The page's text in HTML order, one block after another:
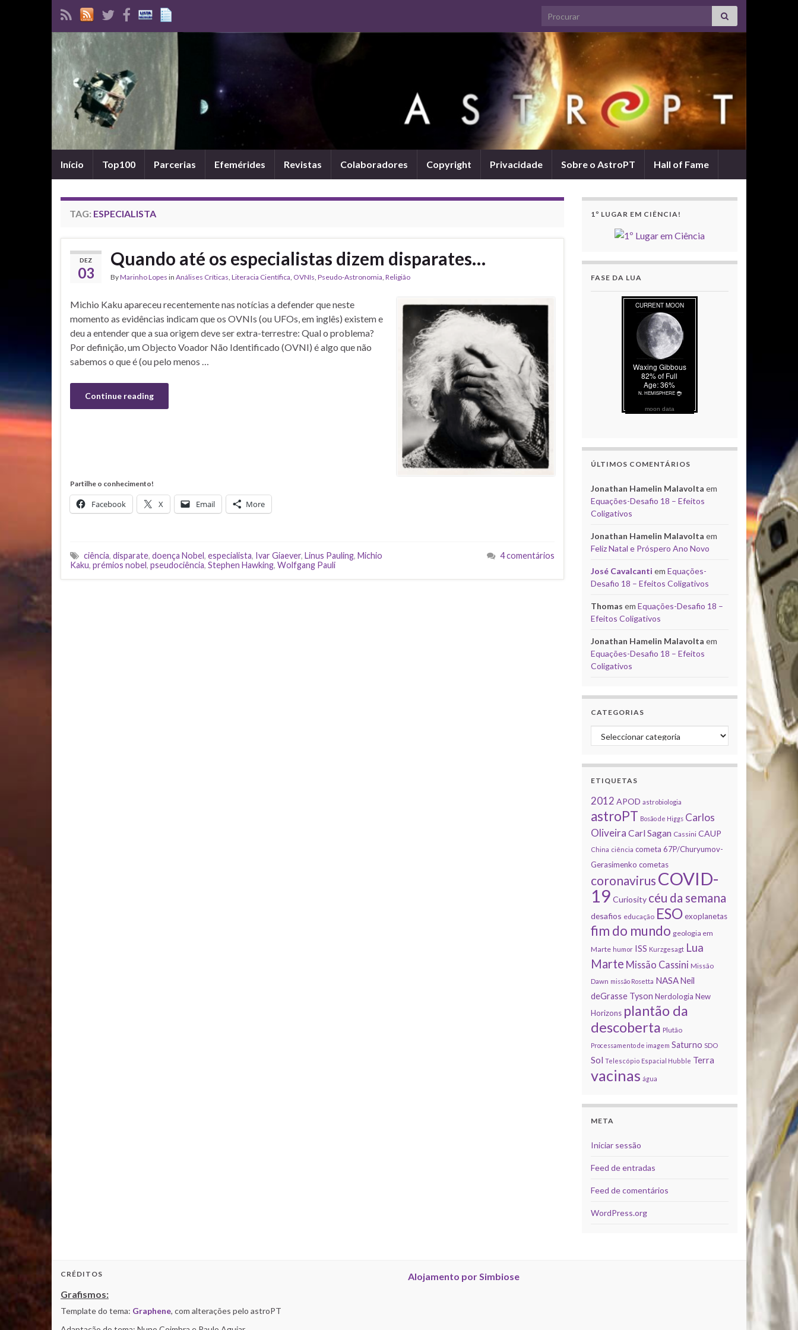
Search for:
Início Top100 Parcerias Efemérides Revistas Colaboradores Copyright Privacidade Sobre o AstroPT Hall of Fame
TAG: ESPECIALISTA
DEZ
03
Quando até os especialistas dizem disparates…
ByMarinho Lopes in Análises Críticas, Literacia Científica, OVNIs, Pseudo-Astronomia, Religião
Michio Kaku apareceu recentemente nas notícias a defender que neste
momento as evidências indicam que os OVNIs (ou UFOs, em inglês) existem e
deu a entender que a sua origem deve ser extra-terrestre: Qual o problema?
Por definição, um Objecto Voador Não Identificado (OVNI) é algo que não
sabemos o que é (ou pelo menos …
Continue reading
Partilhe o conhecimento!
Facebook X Email More
ciência, disparate, doença Nobel, especialista, Ivar Giaever, Linus Pauling, Michio
Kaku, prémios nobel, pseudociência, Stephen Hawking, Wolfgang Pauli
4 comentários
1º LUGAR EM CIÊNCIA!
FASE DA LUA
moon data
ÚLTIMOS COMENTÁRIOS
Jonathan Hamelin Malavolta em
Equações-Desafio 18 – Efeitos
Coligativos
Jonathan Hamelin Malavolta em
Feliz Natal e Próspero Ano Novo
José Cavalcanti em Equações-
Desafio 18 – Efeitos Coligativos
Thomas em Equações-Desafio 18 –
Efeitos Coligativos
Jonathan Hamelin Malavolta em
Equações-Desafio 18 – Efeitos
Coligativos
CATEGORIAS
Categorias
ETIQUETAS
2012 APOD astrobiologia
astroPT Bosão de Higgs Carlos
Oliveira Carl Sagan Cassini CAUP
China ciência cometa 67P/Churyumov-
Gerasimenko cometas
coronavirus COVID-
19 Curiosity céu da semana
desafios educação ESO exoplanetas
fim do mundo geologia em
Marte humor ISS Kurzgesagt Lua
Marte Missão Cassini Missão
Dawn missão Rosetta NASA Neil
deGrasse Tyson Nerdologia New
Horizons plantão da
descoberta Plutão
Processamento de imagem Saturno SDO
Sol Telescópio Espacial Hubble Terra
vacinas água
META
Iniciar sessão
Feed de entradas
Feed de comentários
WordPress.org
CRÉDITOS
Grafismos:
Template do tema: Graphene, com alterações pelo astroPT
Alojamento por Simbiose